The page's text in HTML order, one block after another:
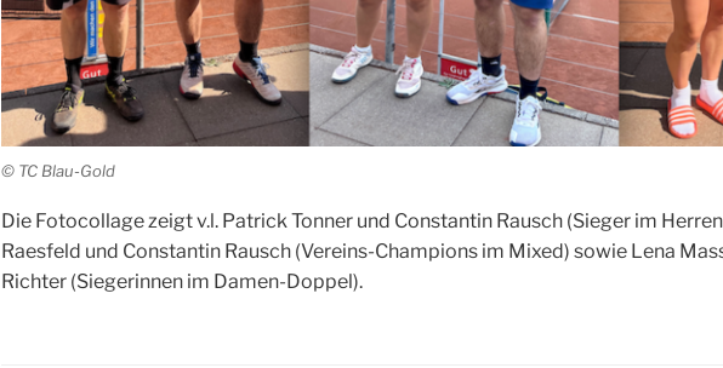
© TC Blau-Gold
Die Foto­col­la­ge zeigt v.l. Patrick Ton­ner und Con­stan­tin Rausch (Sie­ger im
Raes­feld und Con­stan­tin Rausch (Ver­eins-Cham­pi­ons im Mixed) sowie Lena
Rich­ter (Sie­ge­rin­nen im Damen-Doppel).